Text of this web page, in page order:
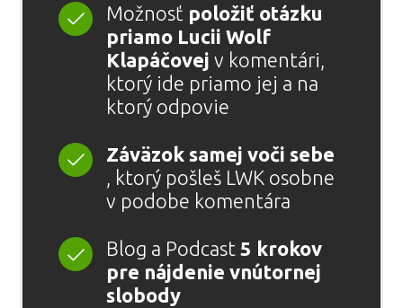
Možnosť položiť otázku
priamo Lucii Wolf
Klapáčovej v komentári,
ktorý ide priamo jej a na
ktorý odpovie
Záväzok samej voči sebe
, ktorý pošleš LWK osobne
v podobe komentára
Blog a Podcast5 krokov
pre nájdenie vnútornej
slobody